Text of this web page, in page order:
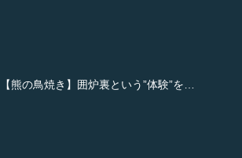
【熊の鳥焼き】囲炉裏という”体験”を…